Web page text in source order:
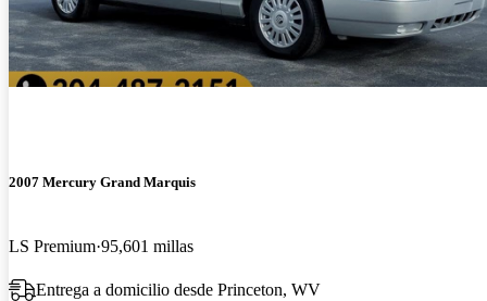
2007 Mercury Grand Marquis
LS Premium 95,601 millas
Entrega a domicilio desde Princeton, WV